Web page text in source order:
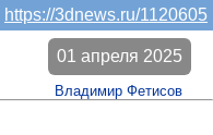
https://3dnews.ru/1120605
01 апреля 2025
Владимир Фетисов